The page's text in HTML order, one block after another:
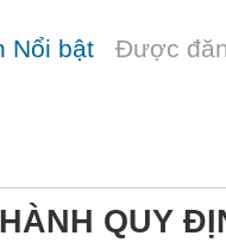
Nổi bật Được
QUY